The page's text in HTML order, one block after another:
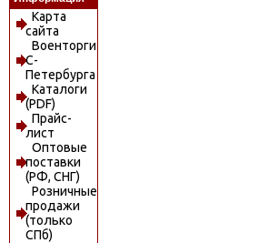
Карта
сайта
Военторги
С-
Петербурга
Каталоги
(PDF)
Прайс-
лист
Оптовые
поставки
(РФ, СНГ)
Розничные
продажи
(только
СПб)